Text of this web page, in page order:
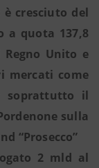
è cresciuto del
a quota 137,8
Unito e
mercati come
soprattutto il
sulla
“Prosecco”
2 mld al